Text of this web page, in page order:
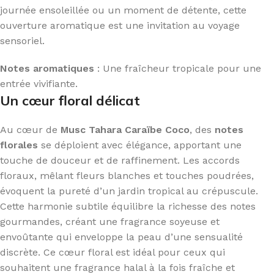
journée ensoleillée ou un moment de détente, cette
ouverture aromatique est une invitation au voyage
sensoriel.
Notes aromatiques : Une fraîcheur tropicale pour une
entrée vivifiante.
Un cœur floral délicat
Au cœur de Musc Tahara Caraïbe Coco, des notes
florales se déploient avec élégance, apportant une
touche de douceur et de raffinement. Les accords
floraux, mêlant fleurs blanches et touches poudrées,
évoquent la pureté d’un jardin tropical au crépuscule.
Cette harmonie subtile équilibre la richesse des notes
gourmandes, créant une fragrance soyeuse et
envoûtante qui enveloppe la peau d’une sensualité
discrète. Ce cœur floral est idéal pour ceux qui
souhaitent une fragrance halal à la fois fraîche et